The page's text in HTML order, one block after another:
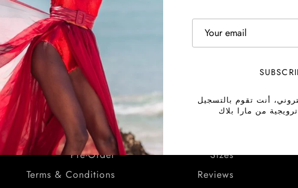
روابط سريعة
Blog
Sustainability
Sizes
Reviews
معلومات
Contact Us
Shipping
Returns Policy
Return Portal
Pre-Order
Terms & Conditions
أنت تقوم بالتسجيل
من مارا بلاك